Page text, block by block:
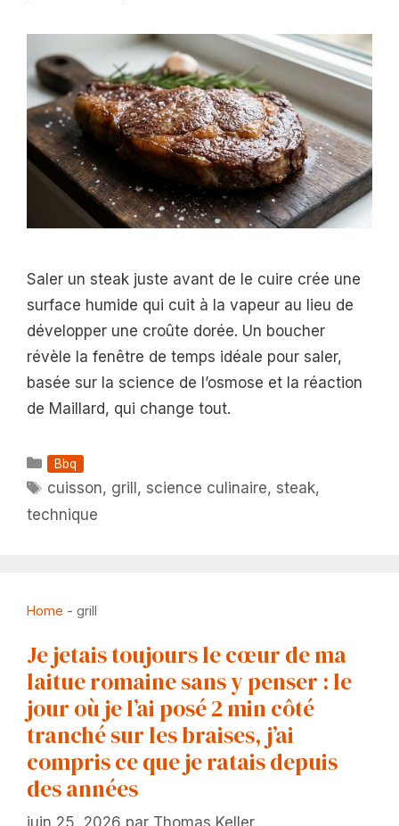
Saler un steak juste avant de le cuire crée une
surface humide qui cuit à la vapeur au lieu de
développer une croûte dorée. Un boucher
révèle la fenêtre de temps idéale pour saler,
basée sur la science de l’osmose et la réaction
de Maillard, qui change tout.
Catégories
Bbq
Étiquettes
cuisson, grill , science culinaire, steak,
technique
Home - grill
Je jetais toujours le cœur de ma
laitue romaine sans y penser : le
jour où je l’ai posé 2 min côté
tranché sur les braises, j’ai
compris ce que je ratais depuis
des années